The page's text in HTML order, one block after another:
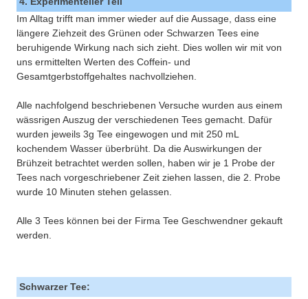
Im Alltag trifft man immer wieder auf die Aussage, dass eine
längere Ziehzeit des Grünen oder Schwarzen Tees eine
beruhigende Wirkung nach sich zieht. Dies wollen wir mit von
uns ermittelten Werten des Coffein- und
Gesamtgerbstoffgehaltes nachvollziehen.
Alle nachfolgend beschriebenen Versuche wurden aus einem
wässrigen Auszug der verschiedenen Tees gemacht. Dafür
wurden jeweils 3g Tee eingewogen und mit 250 mL
kochendem Wasser überbrüht. Da die Auswirkungen der
Brühzeit betrachtet werden sollen, haben wir je 1 Probe der
Tees nach vorgeschriebener Zeit ziehen lassen, die 2. Probe
wurde 10 Minuten stehen gelassen.
Alle 3 Tees können bei der Firma Tee Geschwendner gekauft
werden.
Schwarzer Tee: